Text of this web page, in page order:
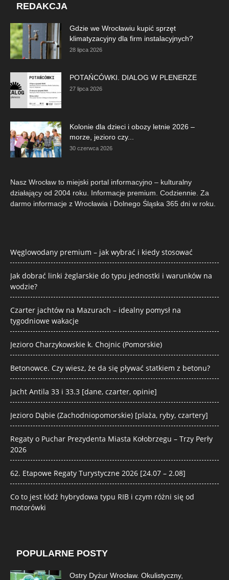
REDAKCJA
Gdzie we Wrocławiu kupić sprzęt
klimatyzacyjny dla firm instalacyjnych?
28 lipca 2026
POTAŃCÓWKI. DIALOG W PLENERZE
27 lipca 2026
Kolonie dla dzieci i obozy letnie 2026 –
morze, jezioro czy...
30 czerwca 2026
Nasz Wrocław to miejski portal informacyjno – kulturalny
działający od 2004 roku. Informacje premium. Codziennie. Za
darmo informacje z Wrocławia i Dolnego Śląska 365 dni w roku.
Węglowodany premium – jak wybrać i kiedy stosować
Jak dobrać linki żeglarskie do typu jednostki i warunków na
wodzie?
Czarter jachtów na Mazurach – idealny pomysł na
tygodniowe wakacje
Jezioro Charzykowskie k. Chojnic (Pomorskie)
Betonowce. Czy wiesz, że da się pływać statkiem z betonu?
Jacht Antila 33 i 33.3 [dane, czarter, opinie]
Jezioro Dąbie (Zachodniopomorskie) [plaża, ryby, czartery]
Regaty o Puchar Prezydenta Miasta Kołobrzegu – Trzy Perły
2026
62. Etapowe Regaty Turystyczne 2026 [24.07 – 2.08]
Co to jest łódź hybrydowa typu RIB i czym różni się od
motorówki
POPULARNE POSTY
Ostry Dyżur Wrocław. Okulistyczny,